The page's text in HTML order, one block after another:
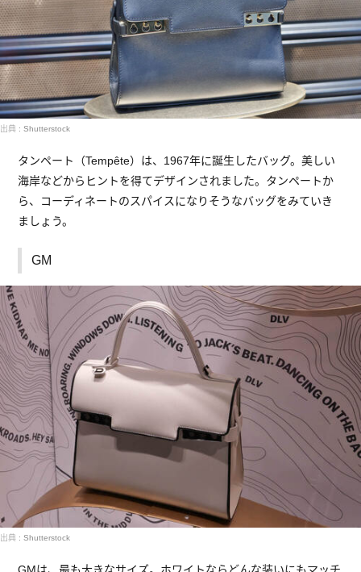
出典 : Shutterstock
タンペート（Tempête）は、1967年に誕生したバッグ。美しい
海岸などからヒントを得てデザインされました。タンペートか
ら、コーディネートのスパイスになりそうなバッグをみていき
ましょう。
GM
出典 : Shutterstock
GMは、最も大きなサイズ。ホワイトならどんな装いにもマッチ